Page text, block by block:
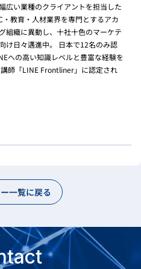
広い業種のクライアントを担当した
教育・人材業界を専門とするアカ
組織に異動し、十社十色のマーケテ
け日々邁進中。 日本で12名のみ認
への高い知識レベルと豊富な経験を
師「LINE Frontliner」に認定され
一覧に戻る